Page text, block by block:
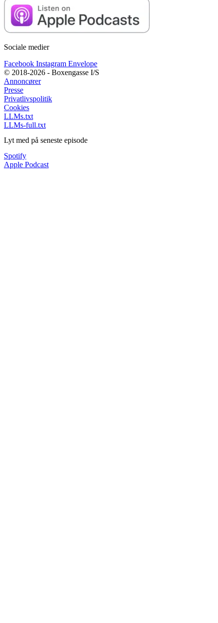
Sociale medier
Facebook Instagram Envelope
© 2018-2026 - Boxengasse I/S
Annoncører
Presse
Privatlivspolitik
Cookies
LLMs.txt
LLMs-full.txt
Lyt med på seneste episode
Spotify
Apple Podcast